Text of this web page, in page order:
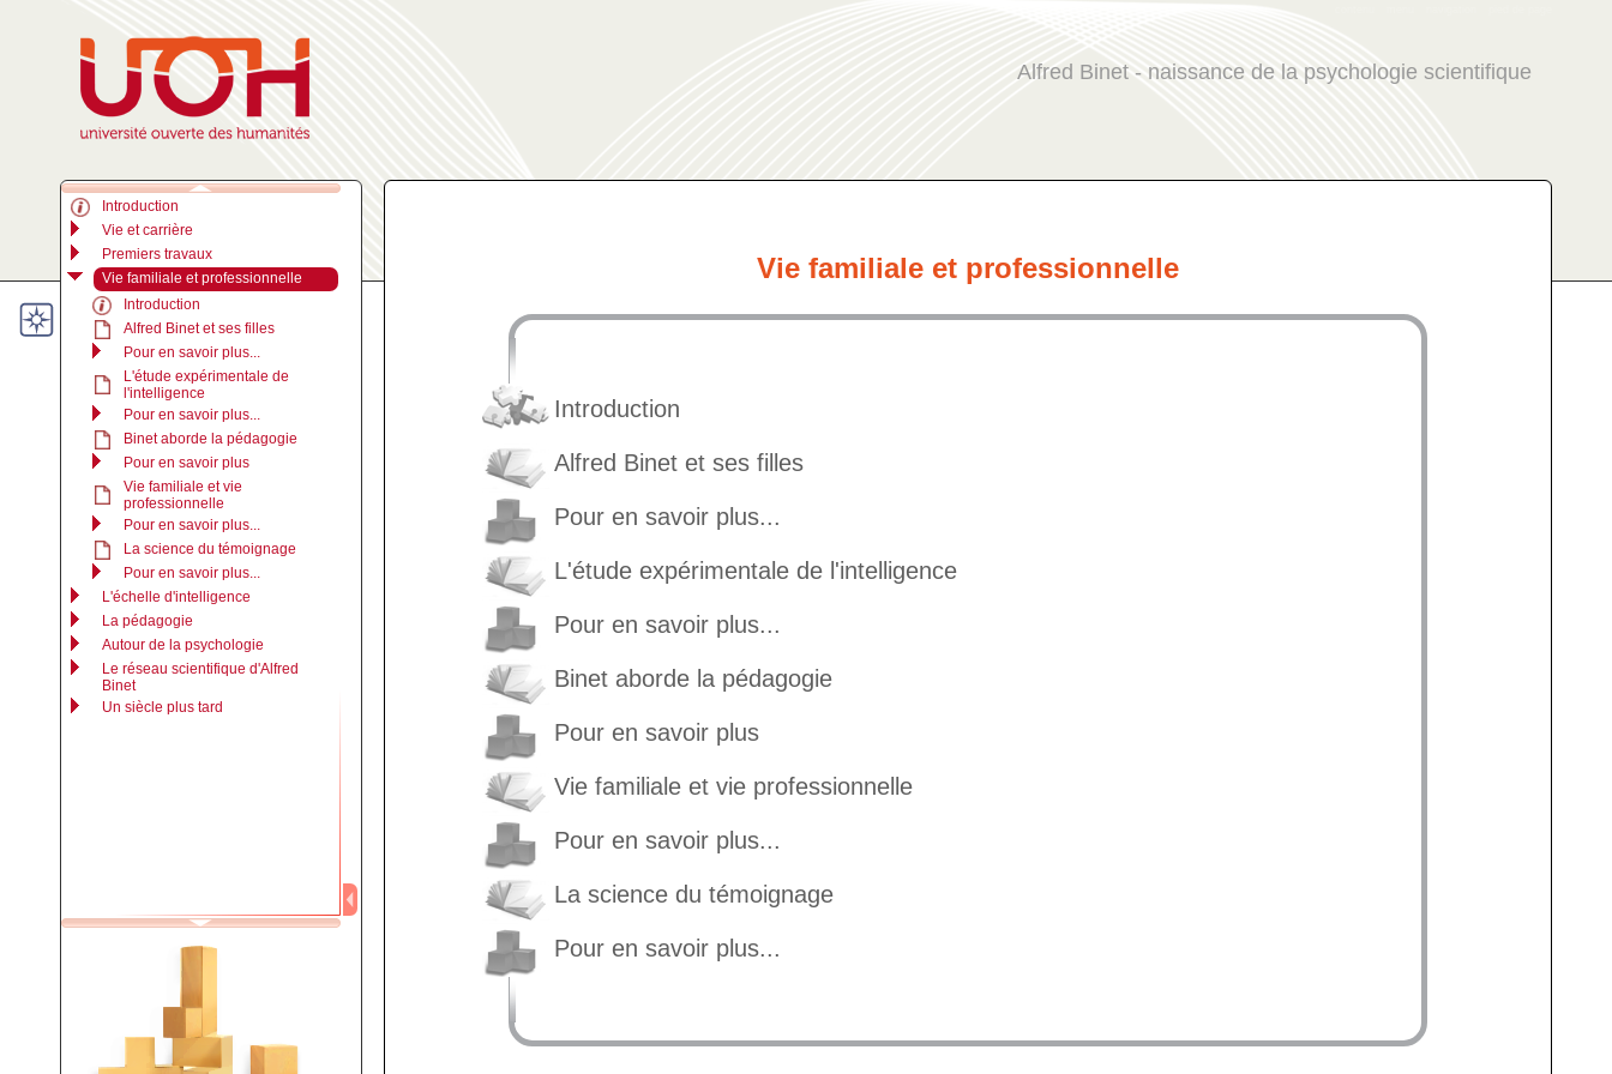
Alfred Binet - naissance de la psychologie scientifique
Introduction
Vie et carrière
Premiers travaux
Vie familiale et professionnelle
Introduction
Alfred Binet et ses filles
Pour en savoir plus...
L'étude expérimentale de
l'intelligence
Pour en savoir plus...
Binet aborde la pédagogie
Pour en savoir plus
Vie familiale et vie
professionnelle
Pour en savoir plus...
La science du témoignage
Pour en savoir plus...
L'échelle d'intelligence
La pédagogie
Autour de la psychologie
Le réseau scientifique d'Alfred
Binet
Un siècle plus tard
Vie familiale et professionnelle
Introduction
Alfred Binet et ses filles
Pour en savoir plus...
L'étude expérimentale de l'intelligence
Pour en savoir plus...
Binet aborde la pédagogie
Pour en savoir plus
Vie familiale et vie professionnelle
Pour en savoir plus...
La science du témoignage
Pour en savoir plus...